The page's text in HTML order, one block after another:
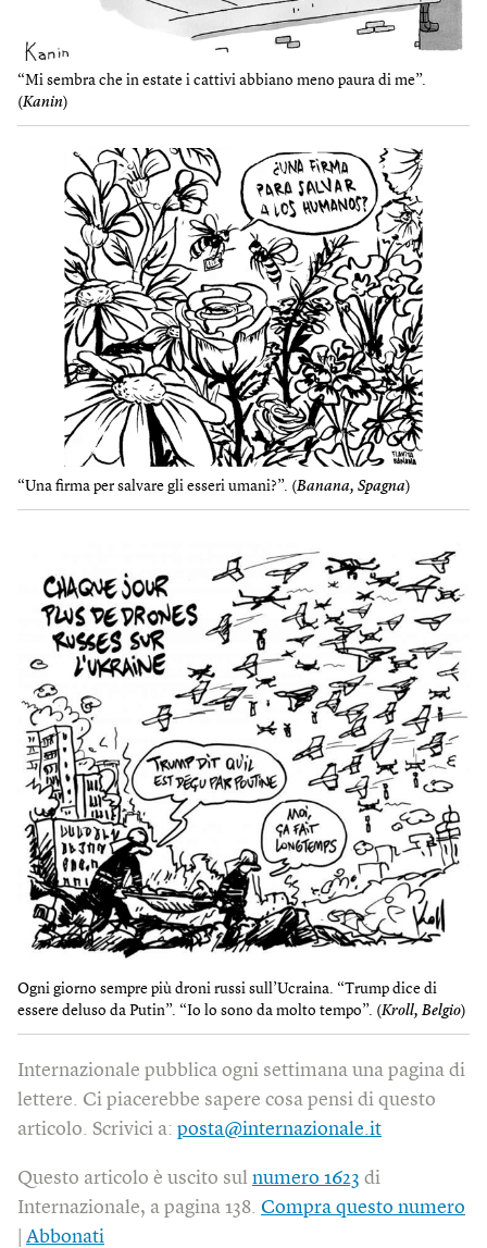
“Mi sembra che in estate i cattivi abbiano meno paura di me”.
(Kanin)
“Una firma per salvare gli esseri umani?”. (Banana, Spagna)
Ogni giorno sempre più droni russi sull’Ucraina. “Trump dice di
essere deluso da Putin”. “Io lo sono da molto tempo”. (Kroll, Belgio)
Internazionale pubblica ogni settimana una pagina di
lettere. Ci piacerebbe sapere cosa pensi di questo
articolo. Scrivici a: posta@internazionale.it
Questo articolo è uscito sul numero 1623 di
Internazionale, a pagina 138. Compra questo numero
Abbonati